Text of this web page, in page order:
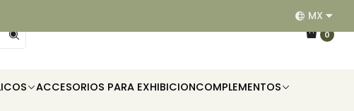
0
ACCESORIOS PARA EXHIBICIONCOMPLEMENTOS
EQUIPAMOS RESTAURANTES, HOTELES, OFICINAS E
MX